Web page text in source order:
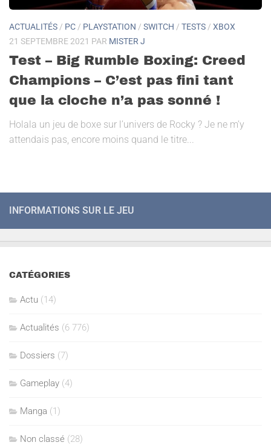
ACTUALITÉS / PC / PLAYSTATION / SWITCH / TESTS / XBOX
21 SEPTEMBRE 2021 PAR MISTER J
Test – Big Rumble Boxing: Creed
Champions – C’est pas fini tant
que la cloche n’a pas sonné !
Holala un jeu de boxe sur l’univers de Rocky ? Je ne m’y
attendais pas, encore moins quand le titre...
INFORMATIONS SUR LE JEU
CATÉGORIES
Actu (14)
Actualités (6 776)
Dossiers (7)
Gameplay (4)
Manga (1)
Non classé (28)